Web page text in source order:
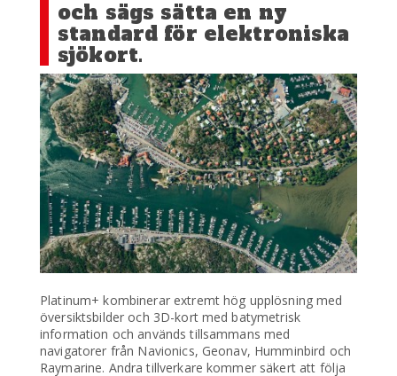
och sägs sätta en ny
standard för elektroniska
sjökort.
Platinum+ kombinerar extremt hög upplösning med
översiktsbilder och 3D-kort med batymetrisk
information och används tillsammans med
navigatorer från Navionics, Geonav, Humminbird och
Raymarine. Andra tillverkare kommer säkert att följa